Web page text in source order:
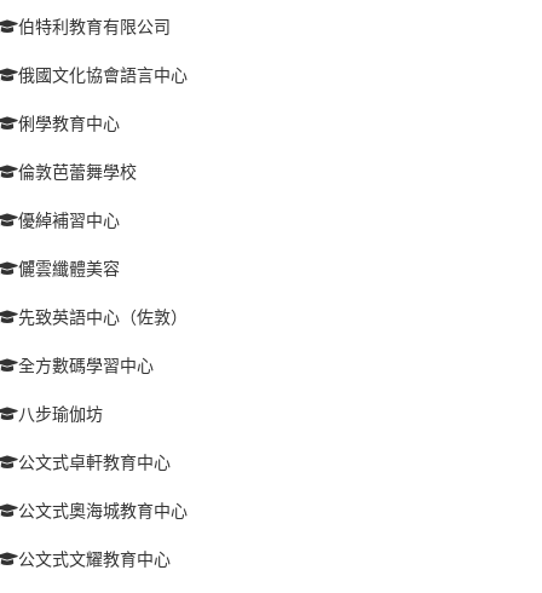
伯特利教育有限公司
俄國文化協會語言中心
俐學教育中心
倫敦芭蕾舞學校
優綽補習中心
儷雲纖體美容
先致英語中心（佐敦）
全方數碼學習中心
八步瑜伽坊
公文式卓軒教育中心
公文式奧海城教育中心
公文式文耀教育中心